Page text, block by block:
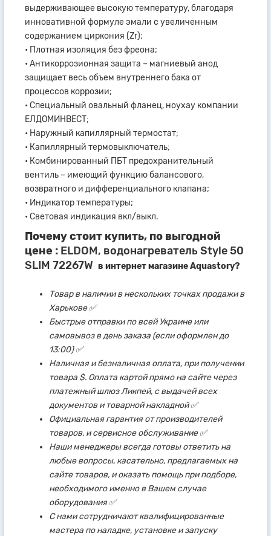
выдерживающее высокую температуру, благодаря
инновативной формуле эмали с увеличенным
содержанием циркония (Zr);
• Плотная изоляция без фреона;
• Антикоррозионная защита – магниевый анод
защищает весь объем внутреннего бака от
процессов коррозии;
• Специальный овальный фланец, ноухау компании
ЕЛДОМИНВЕСТ;
• Наружный капиллярный термостат;
• Капиллярный термовыключатель;
• Комбинированный ПБТ предохранительный
вентиль – имеющий функцию балансового,
возвратного и дифференциального клапана;
• Индикатор температуры;
• Световая индикация вкл/выкл.
Почему стоит купить, по выгодной
цене : ELDOM, водонагреватель Style 50
SLIM 72267W в интернет магазине Aquastory?
Товар в наличии в нескольких точках продажи в
Харькове ✅
Быстрые отправки по всей Украине или
самовывоз в день заказа (если оформлен до
13:00) ✅
Наличная и безналичная оплата, при получении
товара $. Оплата картой прямо на сайте через
платежный шлюз Ликпей, с выдачей всех
документов и товарной накладной ✅
Официальная гарантия от производителей
товаров, и сервисное обслуживание ✅
Наши менеджеры всегда готовы ответить на
любые вопросы, касательно, предлагаемых на
сайте товаров, и оказать помощь при подборе,
необходимого именно в Вашем случае
оборудования ✅
С нами сотрудничают квалифицированные
мастера по наладке, установке и запуску